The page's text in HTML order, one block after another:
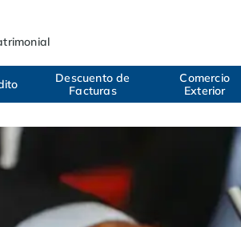
Descuento de
Facturas
Comercio
Exterior